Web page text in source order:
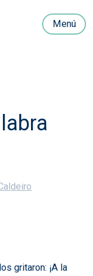
Menú
gritaron: ¡A la